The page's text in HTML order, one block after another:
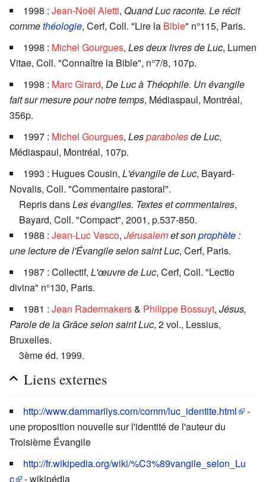
1998 : Jean-Noël Aletti, Quand Luc raconte. Le récit
commethéologie, Cerf, Coll. "Lire la Bible" n°115, Paris.
1998 : Michel Gourgues, Les deux livres de Luc, Lumen
Vitae, Coll. "Connaître la Bible", n°7/8, 107p.
1998 : Marc Girard, De Luc à Théophile. Un évangile
fait sur mesure pour notre temps, Médiaspaul, Montréal,
356p.
1997 : Michel Gourgues, Lesparabolesde Luc,
Médiaspaul, Montréal, 107p.
1993 : Hugues Cousin, L'évangile de Luc, Bayard-
Novalis, Coll. "Commentaire pastoral".
Repris dansLes évangiles. Textes et commentaires,
Bayard, Coll. "Compact", 2001, p.537-850.
1988 : Jean-Luc Vesco, Jérusalemet sonprophète :
une lecture de l'Évangile selon saint Luc, Cerf, Paris.
1987 : Collectif, L'œuvre de Luc, Cerf, Coll. "Lectio
divina" n°130, Paris.
1981 : Jean Radermakers& Philippe Bossuyt, Jésus,
Parole de la Grâce selon saint Luc, 2 vol., Lessius,
Bruxelles.
3ème éd. 1999.
Liens externes
http://www.dammarilys.com/comm/luc_identite.html
-
une proposition nouvelle sur l'identité de l'auteur du
Troisième Évangile
http://fr.wikipedia.org/wiki/%C3%89vangile_selon_Lu
c
- wikipédia